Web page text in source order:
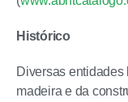
Histórico
Diversas
madeira e da